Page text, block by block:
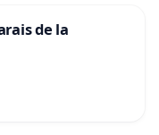
de la